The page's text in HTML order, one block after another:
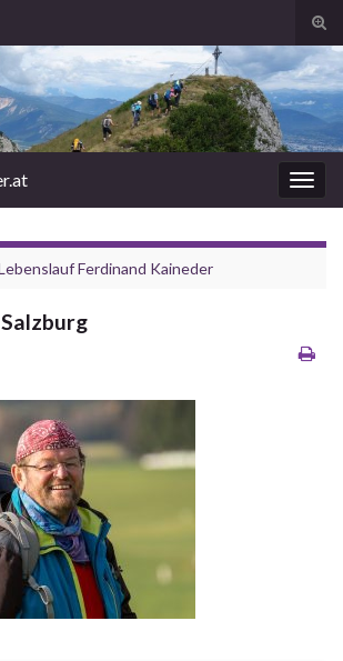
for:
Ferdinand Kaineder